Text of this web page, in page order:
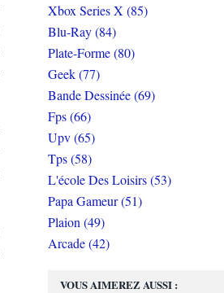
VOUS AIMEREZ AUSSI :
Xbox Series X (85)
Blu-Ray (84)
Plate-Forme (80)
Geek (77)
Bande Dessinée (69)
Fps (66)
Upv (65)
Tps (58)
L'école Des Loisirs (53)
Papa Gameur (51)
Plaion (49)
Arcade (42)